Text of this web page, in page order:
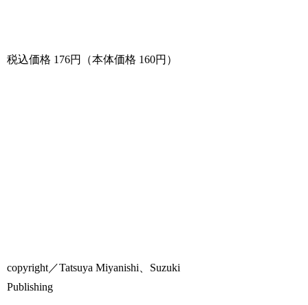
税込価格 176円（本体価格 160円）
copyright／Tatsuya Miyanishi、Suzuki
Publishing